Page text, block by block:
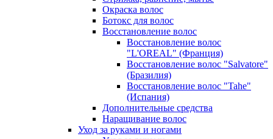
Окраска волос
Ботокс для волос
Восстановление волос
Восстановление волос
"L'OREAL" (Франция)
Восстановление волос "Salvatore"
(Бразилия)
Восстановление волос "Tahe"
(Испания)
Дополнительные средства
Наращивание волос
Уход за руками и ногами